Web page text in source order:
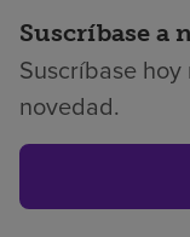
Suscríbase a
Suscríbase
novedad.